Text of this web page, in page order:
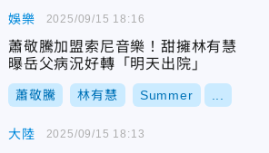
娛樂
蕭敬騰加盟索尼音樂！甜擁林有慧
曝岳父病況好轉「明天出院」
蕭敬騰 林有慧 Summer
2025/09/15 18:16
大陸 2025/09/15 18:13